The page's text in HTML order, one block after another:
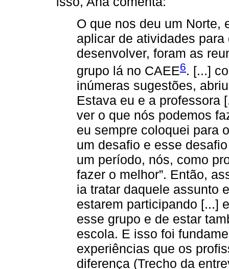
O que nos deu um Norte,
aplicar de atividades
desenvolver, foram as
grupo lá no CAEE6. [...]
inúmeras sugestões,
Estava eu e a professora
ver o que nós podemos
eu sempre coloquei para
um desafio e esse
um período, nós, como
fazer o melhor”. Então,
ia tratar daquele assunto
estarem participando [...]
esse grupo e de estar
escola. E isso foi
experiências que os
diferença (Trecho da